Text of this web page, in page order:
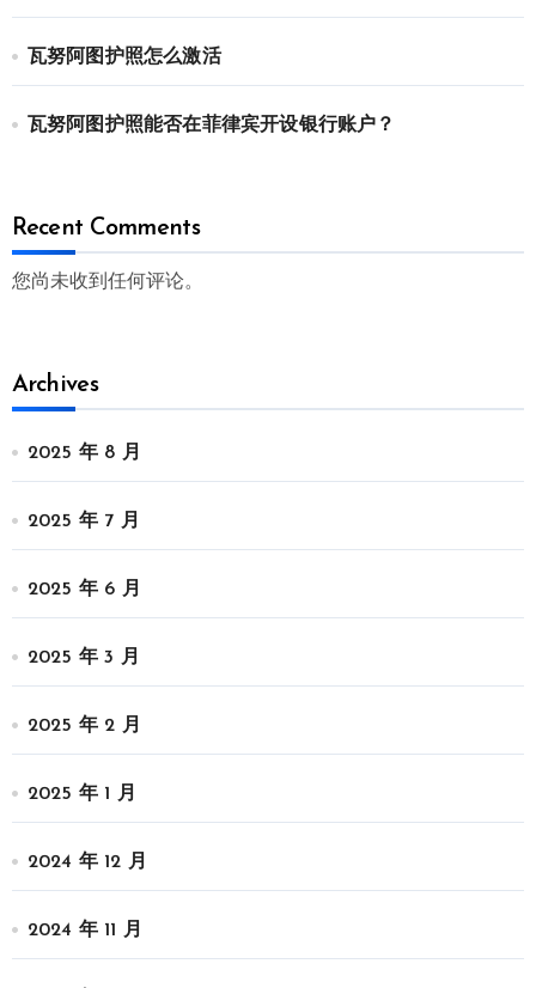
瓦努阿图护照怎么激活
瓦努阿图护照能否在菲律宾开设银行账户？
Recent Comments
您尚未收到任何评论。
Archives
2025 年 8 月
2025 年 7 月
2025 年 6 月
2025 年 3 月
2025 年 2 月
2025 年 1 月
2024 年 12 月
2024 年 11 月